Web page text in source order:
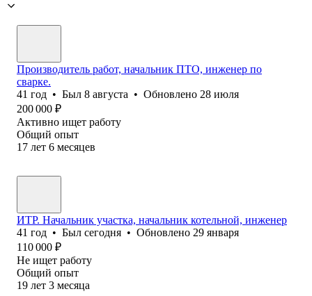
Производитель работ, начальник ПТО, инженер по
сварке.
41 год • Был 8 августа • Обновлено 28 июля
200 000 ₽
Активно ищет работу
Общий опыт
17 лет 6 месяцев
ИТР. Начальник участка, начальник котельной, инженер
41 год • Был сегодня • Обновлено 29 января
110 000 ₽
Не ищет работу
Общий опыт
19 лет 3 месяца